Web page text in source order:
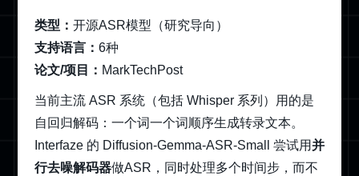
类型： 开源ASR模型（研究导向）
支持语言： 6种
论文/项目： MarkTechPost
当前主流 ASR 系统（包括 Whisper 系列）用的是
自回归解码：一个词一个词顺序生成转录文本。
Interfaze 的 Diffusion-Gemma-ASR-Small 尝试用并
行去噪解码器做ASR，同时处理多个时间步，而不